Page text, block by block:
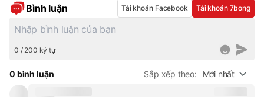
Bình luận Tài khoản Facebook Tài khoản 7bong
0 / 200 ký tự
0 bình luận Sắp xếp theo: Mới nhất